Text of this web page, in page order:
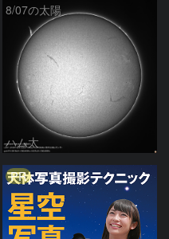
8/07の太陽
ハム太
PR